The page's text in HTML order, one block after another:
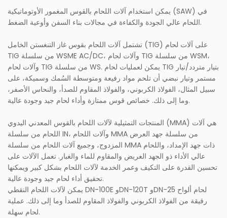
يمكن استخدام آلات اللحام بالقوس المغمور الأوتوماتيكية (SAW) في
اللحام عالي الجودة والكفاءة في مجالات بناء السفن وأوعية الضغط.
تشتمل آلات اللحام بقوس غاز التنغستن الخامل (TIG) على آلات لحام
TIG من سلسلة WSME AC/DC، وآلات لحام TIG من سلسلة WSM،
وآلات لحام TIG من سلسلة WS. يمكن لعمليات لحام TIG بتيار متردد/تيار
مستمر وتيار نبضي أن تلحم مواد رفيعة ومتوسطة السُمك وسميكة، على
سبيل المثال، الفولاذ الكربوني، والفولاذ المقاوم للصدأ، والنحاس الأصفر،
وما إلى ذلك. خصائص قوس ممتازة وأداء لحام جيد وجودة عالية.
المنتجات التمثيلية لآلات اللحام بالقوس المعدني اليدوي (MMA) هي آلات
اللحام من سلسلة IN، وآلات اللحام MMA من سلسلة جهد العرض
المزدوج، وجميع آلات اللحام من سلسلة MMA ذات جهد الإمداد، واللحام
عالي الأداء ذو ​​الجهد العريض والمقاوم للماء والغبار. تعمل الآلات على
تحسين القدرة على التكيف وعمر الخدمة لآلات اللحام بشكل كبير ويمكنها
تحقيق أداء لحام جيد وجودة عالية.
يمكن لآلات اللحام النقطي DN-100E وDN-120T وDN-25 لحام ألواح
رقيقة من الفولاذ الكربوني والفولاذ المقاوم للصدأ وما إلى ذلك. عملية
لحام سهلة.